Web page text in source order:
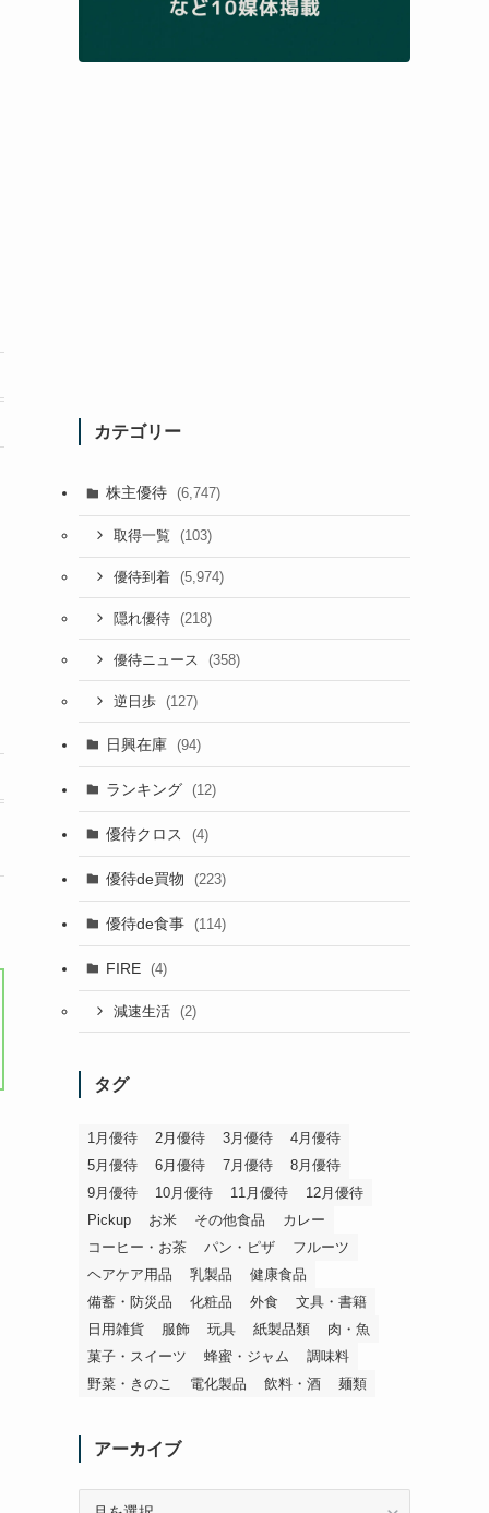
カテゴリー
株主優待 (6,747)
取得一覧 (103)
優待到着 (5,974)
隠れ優待 (218)
優待ニュース (358)
逆日歩 (127)
日興在庫 (94)
ランキング (12)
優待クロス (4)
優待de買物 (223)
優待de食事 (114)
FIRE (4)
減速生活 (2)
タグ
1月優待 2月優待 3月優待
4月優待
5月優待
6月優待 7月優待
8月優待
9月優待
10月優待 11月優待
12月優待
Pickup
お米 その他食品
カレー
コーヒー・お茶
パン・ピザ
フルーツ
ヘアケア用品
乳製品
健康食品
備蓄・防災品
化粧品 外食
文具・書籍
日用雑貨
服飾 玩具 紙製品類
肉・魚
菓子・スイーツ
蜂蜜・ジャム
調味料
野菜・きのこ
電化製品 飲料・酒 麺類
アーカイブ